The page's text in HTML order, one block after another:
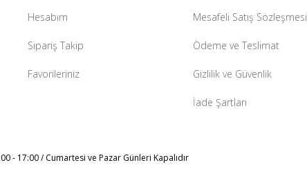
Hesabım
Sipariş Takip
Favorileriniz
Mesafeli Satış Sözleşmesi
Ödeme ve Teslimat
Gizlilik ve Güvenlik
İade Şartları
- 17:00 / Cumartesi ve Pazar Günleri Kapalıdır